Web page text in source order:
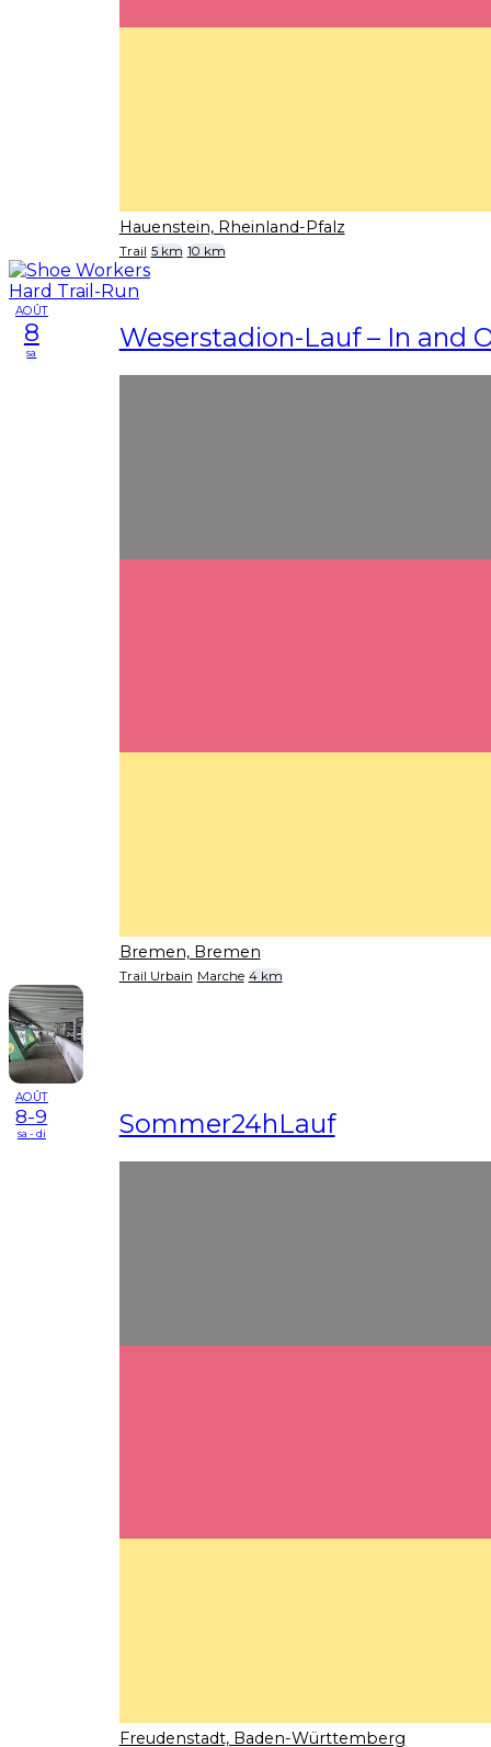
Hauenstein, Rheinland-Pfalz
Trail 5 km 10 km
AOÛT
8
sa Weserstadion-Lauf – In and
Bremen, Bremen
Trail Urbain Marche 4 km
AOÛT
8-9
sa - di Sommer24hLauf
Freudenstadt, Baden-Württemberg